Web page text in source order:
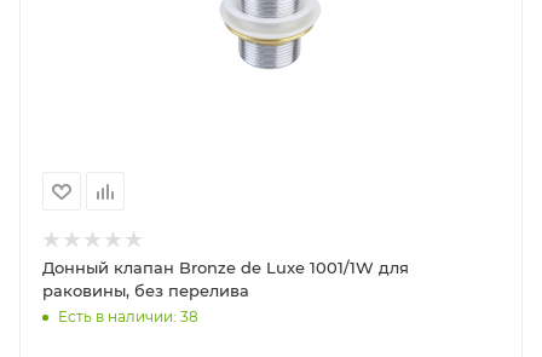
Донный клапан Bronze de Luxe 1001/1W для
раковины, без перелива
Есть в наличии: 38